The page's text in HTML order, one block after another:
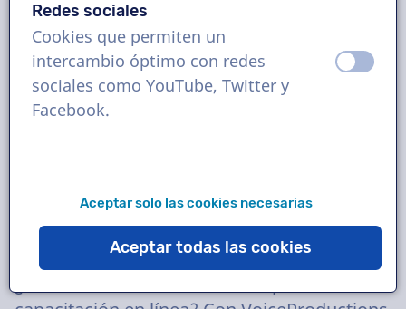
Redes sociales
Cookies que permiten un
intercambio óptimo con redes
sociales como YouTube, Twitter y
Facebook.
Aceptar solo las cookies necesarias
Aceptar todas las cookies